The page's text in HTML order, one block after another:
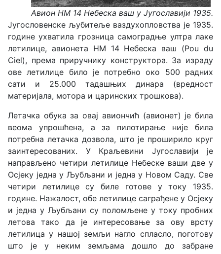
Авион HM 14 Небеска ваш у Југославији 1935.
Југословенске љубитеље ваздухопловства је 1935.
године ухватила грозница самоградње ултра лаке
летилице, авионета HM 14 Небеска ваш (Pou du
Ciel), према приручнику конструктора. За израду
ове летилице било је потребно око 500 радних
сати и 25.000 тадашњих динара (вредност
материјала, мотора и царинских трошкова).
Летачка обука за овај авиончић (авионет) је била
веома упрошћена, а за пилотирање није била
потребна летачка дозвола, што је проширило круг
заинтересованих. У Краљевини Југославији је
направљено четири летилице Небеске ваши две у
Осјеку једна у Љубљани и једна у Новом Саду. Све
четири летилице су биле готове у току 1935.
године. Нажалост, обе летилице саграђене у Осјеку
и једна у Љубљани су поломљене у току пробних
летова тако да је интересовање за ову врсту
летилица у нашој земљи нагло спласло, поготову
што је у неким земљама дошло до забране